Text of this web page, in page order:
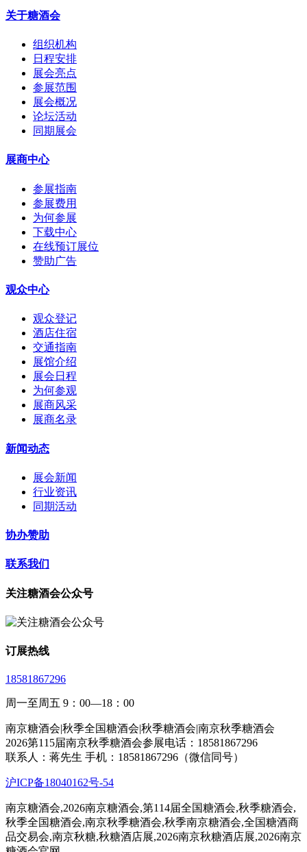
关于糖酒会
组织机构
日程安排
展会亮点
参展范围
展会概况
论坛活动
同期展会
展商中心
参展指南
参展费用
为何参展
下载中心
在线预订展位
赞助广告
观众中心
观众登记
酒店住宿
交通指南
展馆介绍
展会日程
为何参观
展商风采
展商名录
新闻动态
展会新闻
行业资讯
同期活动
协办赞助
联系我们
关注糖酒会公众号
订展热线
18581867296
周一至周五 9：00—18：00
南京糖酒会|秋季全国糖酒会|秋季糖酒会|南京秋季糖酒会
2026第115届南京秋季糖酒会参展电话：18581867296
联系人：蒋先生 手机：18581867296（微信同号）
沪ICP备18040162号-54
南京糖酒会,2026南京糖酒会,第114届全国糖酒会,秋季糖酒会,
秋季全国糖酒会,南京秋季糖酒会,秋季南京糖酒会,全国糖酒商
品交易会,南京秋糖,秋糖酒店展,2026南京秋糖酒店展,2026南京